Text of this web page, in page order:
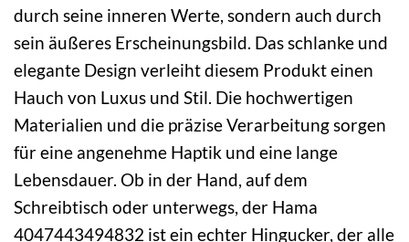
durch seine inneren Werte, sondern auch durch
sein äußeres Erscheinungsbild. Das schlanke und
elegante Design verleiht diesem Produkt einen
Hauch von Luxus und Stil. Die hochwertigen
Materialien und die präzise Verarbeitung sorgen
für eine angenehme Haptik und eine lange
Lebensdauer. Ob in der Hand, auf dem
Schreibtisch oder unterwegs, der Hama
4047443494832 ist ein echter Hingucker, der alle